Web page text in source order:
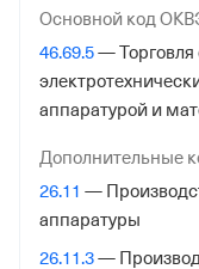
18 октября 2017
Налоговая
Межрайонная
Службы № 46 по
Адрес налоговой
125373, гор.
3, стр. 2
Основной код
46.69.5— Торговля
аппаратурой и
Дополнительные
26.11 —
аппаратуры
26.11.3—